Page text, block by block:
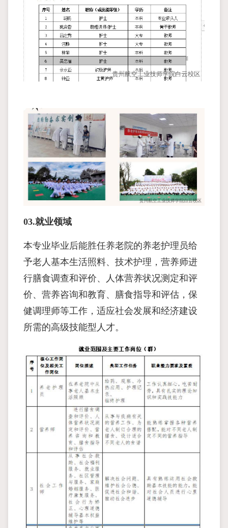
03.就业领域
本专业毕业后能胜任养老院的养老护理员给
予老人基本生活照料、技术护理，营养师进
行膳食调查和评价、人体营养状况测定和评
价、营养咨询和教育、膳食指导和评估，保
健调理师等工作，适应社会发展和经济建设
所需的高级技能型人才。